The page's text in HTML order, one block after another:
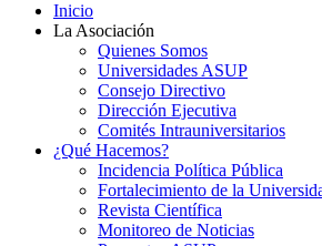
Inicio
La Asociación
Quienes Somos
Universidades ASUP
Consejo Directivo
Dirección Ejecutiva
Comités Intrauniversitarios
¿Qué Hacemos?
Incidencia Política Pública
Fortalecimiento de la
Revista Científica
Monitoreo de Noticias